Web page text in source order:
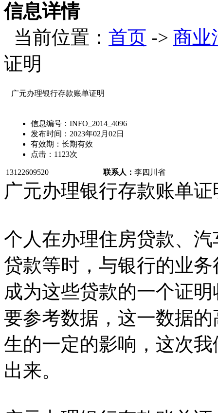
信息详情
当前位置： 首页 -> 商业
证明
广元办理银行存款账单证明
信息编号： INFO_2014_4096
发布时间： 2023年02月02日
有效期： 长期有效
点击： 1123次
13122609520 联系人： 李四川省
广元办理银行存款账单
个人在办理住房贷款、
贷款等时，与银行的业
成为这些贷款的一个证
要参考数据，这一数据
生的一定的影响，这次
出来。